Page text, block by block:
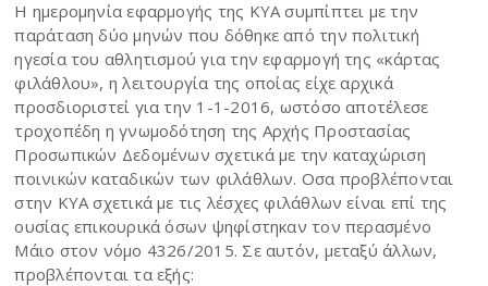
Η ημερομηνία εφαρμογής της ΚΥΑ συμπίπτει με την
παράταση δύο μηνών που δόθηκε από την πολιτική
ηγεσία του αθλητισμού για την εφαρμογή της «κάρτας
φιλάθλου», η λειτουργία της οποίας είχε αρχικά
προσδιοριστεί για την 1-1-2016, ωστόσο αποτέλεσε
τροχοπέδη η γνωμοδότηση της Αρχής Προστασίας
Προσωπικών Δεδομένων σχετικά με την καταχώριση
ποινικών καταδικών των φιλάθλων. Οσα προβλέπονται
στην ΚΥΑ σχετικά με τις λέσχες φιλάθλων είναι επί της
ουσίας επικουρικά όσων ψηφίστηκαν τον περασμένο
Μάιο στον νόμο 4326/2015. Σε αυτόν, μεταξύ άλλων,
προβλέπονται τα εξής: